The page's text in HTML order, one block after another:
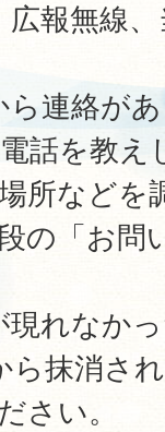
報無線
連絡が
話を教え
所などを
の「お問
れなか
ら抹消さ
さい。